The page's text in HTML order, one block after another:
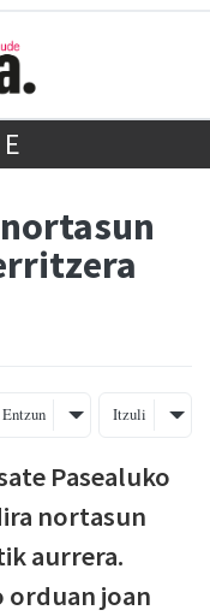
Entzun Itzuli
Pasealuko
nortasun
aurrera.
orduan joan